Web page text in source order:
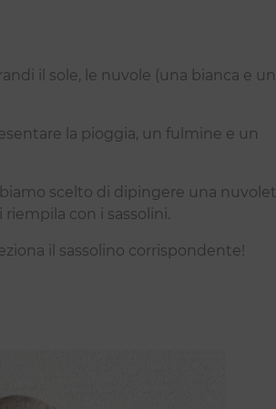
il sole, le nuvole (una bianca e
la pioggia, un fulmine e un
scelto di dipingere una
con i sassolini.
il sassolino corrispondente!